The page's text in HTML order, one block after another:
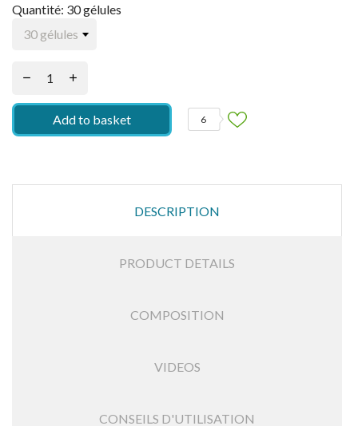
Quantité: 30 gélules
Add to basket 6
DESCRIPTION
PRODUCT DETAILS
COMPOSITION
VIDEOS
CONSEILS D'UTILISATION